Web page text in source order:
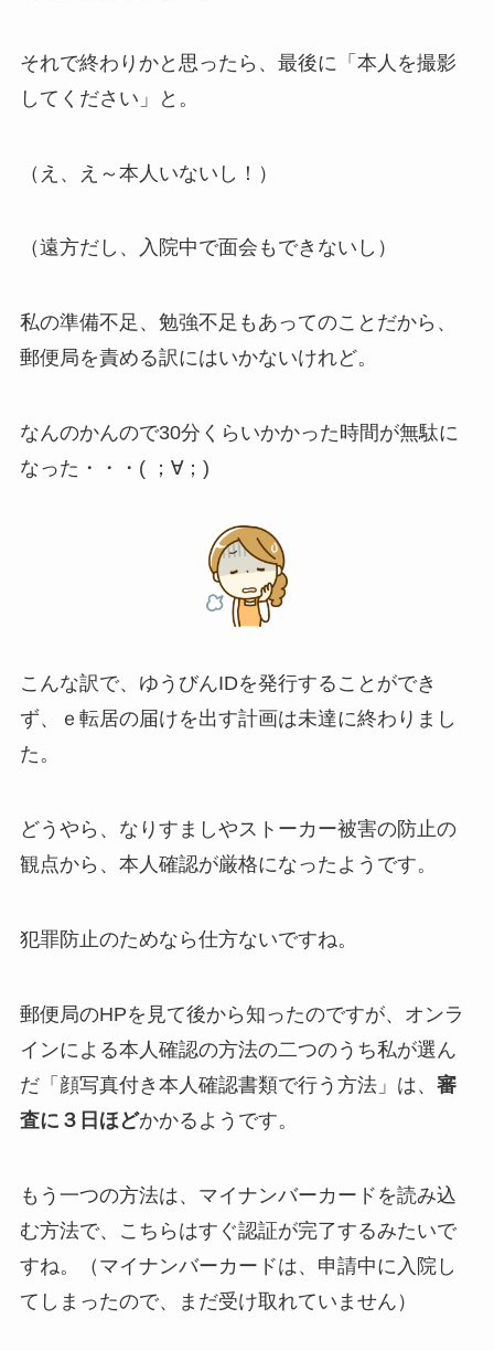
それで終わりかと思ったら、最後に「 本人を撮影
してください 」と。
（え、え～本人いないし！）
（遠方だし、入院中で面会もできないし）
私の準備不足、勉強不足もあってのことだから、
郵便局を責める訳にはいかないけれど。
なんのかんので30分くらいかかった時間が無駄に
なった・・・( ；∀；)
こんな訳で、ゆうびんIDを発行することができ
ず、ｅ転居の届けを出す計画は未達に終わりまし
た。
どうやら、なりすましやストーカー被害の防止の
観点から、本人確認が厳格になったようです。
犯罪防止のためなら仕方ないですね。
郵便局のHPを見て後から知ったのですが、オンラ
インによる本人確認の方法の二つのうち私が選ん
だ「顔写真付き本人確認書類で行う方法」は、 審
査に３日ほどかかるようです。
もう一つの方法は、マイナンバーカードを読み込
む方法で、こちらはすぐ認証が完了するみたいで
すね。（マイナンバーカードは、申請中に入院し
てしまったので、まだ受け取れていません）